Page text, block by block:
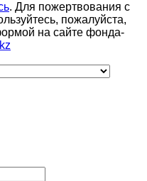
. Для пожертвования с
пожалуйста,
на сайте фонда-